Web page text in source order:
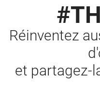
Réinventez
et partagez-